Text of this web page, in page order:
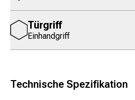
Türgriff
Einhandgriff
Technische Spezifikation